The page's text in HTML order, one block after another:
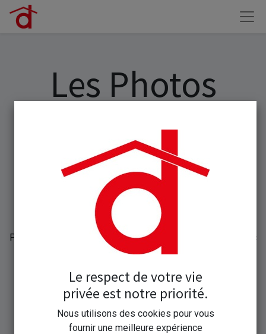
Les Photos
d'identités
Nous réalisons des Photos d'Identité depuis 20 ans
Forts de notre expériences, nous nous sommes
spécialisés depuis plusieurs années à la réalisation de
photos d'identité de bébés, d'enfants et d'adultes,
Pour carte d'identité - passeport - permis de conduire avec
numéro ANTS - visa -
Les photos sont réalisés par nos soins dans notre studio
photo et la planche de base est de 4 photos à la taille de
3.5cmx4.5cm.
Le respect de votre vie
privée est notre priorité.
Nous utilisons des cookies pour vous
fournir une meilleure expérience